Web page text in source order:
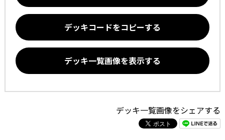
デッキコードをコピーする
デッキ一覧画像を表示する
デッキ一覧画像をシェアする